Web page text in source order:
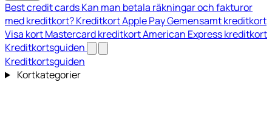
Best credit cardsKan man betala räkningar och fakturor
med kreditkort?Kreditkort Apple PayGemensamt kreditkort
Visa kortMastercard kreditkortAmerican Express kreditkort
Kreditkortsguiden
Kreditkortsguiden
Kortkategorier